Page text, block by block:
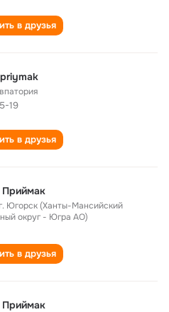
в друзья
19
в друзья
Приймак
Югорск (Ханты-Мансийский
округ - Югра АО)
в друзья
Приймак